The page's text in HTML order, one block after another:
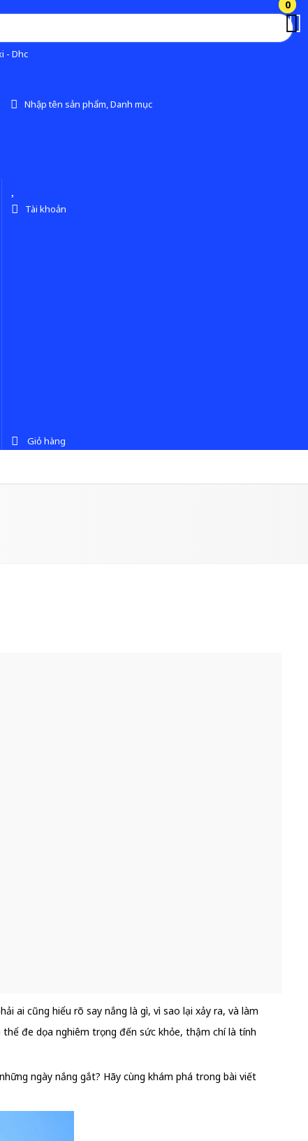
- Dhc
Nhập tên sản phẩm, Danh mục
0
Tài khoản
0
Giỏ hàng
ai cũng hiểu rõ say nắng là gì, vì sao lại xảy ra, và làm
đe dọa nghiêm trọng đến sức khỏe, thậm chí là tính
ngày nắng gắt? Hãy cùng khám phá trong bài viết